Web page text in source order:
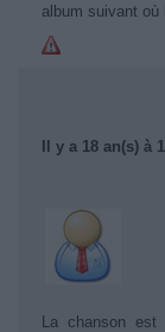
album suivant
Il y a 18 an(s) à
La chanson est